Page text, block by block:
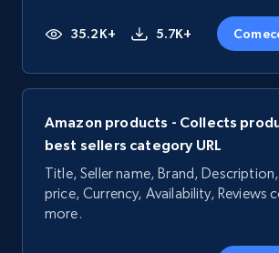
35.2K+ 5.7K+
Amazon products - Collects
best sellers category URL
Title, Seller name, Brand,
price, Currency, Availability, Reviews
more.